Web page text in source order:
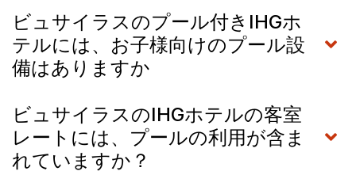
ビュサイラスのプール付きIHGホ
テルには、お子様向けのプール設
備はありますか
ビュサイラスのIHGホテルの客室
レートには、プールの利用が含ま
れていますか？